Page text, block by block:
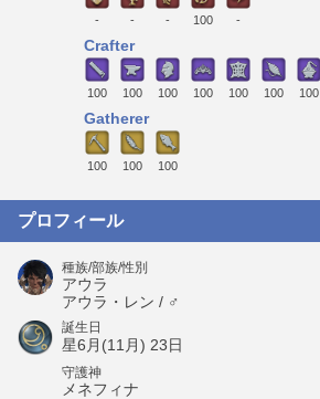
- - - 100 -
Crafter
100 100 100 100 100 100 100
Gatherer
100 100 100
プロフィール
種族/部族/性別
アウラ
アウラ・レン / ♂
誕生日
星6月(11月) 23日
守護神
メネフィナ